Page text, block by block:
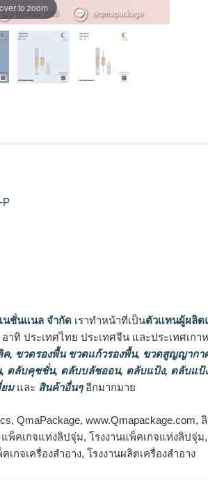
to zoom
P
นชั่นแนล จำกัด เราทำหน้าที่เป็นตัวแทนผู้ผลิต
อาทิ ประเทศไทย ประเทศจีน และประเทศเ
ค, ขวดรองพื้น ขวดแก้วรองพื้น, ขวดสูญญากา
, ตลับคุชชั่น, ตลับบลัชออน, ตลับแป้ง, ตลับแป้
มและ สินค้าอื่นๆอีกมากมาย
QmaPackage,
คเกจแท่งลิปจุ่ม, โรงงานแพ็คเกจแท่งลิปจุ่ม
เกจเครื่องสำอาง, โรงงานผลิตเครื่องสำอาง